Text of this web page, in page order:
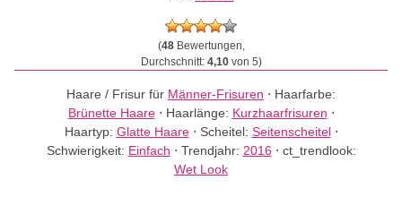
(48Bewertungen,
Durchschnitt: 4,10von 5)
Haare / Frisur für Männer-Frisuren ⋅ Haarfarbe:
Brünette Haare⋅ Haarlänge: Kurzhaarfrisuren ⋅
Haartyp: Glatte Haare⋅ Scheitel: Seitenscheitel⋅
Schwierigkeit: Einfach ⋅ Trendjahr: 2016 ⋅ ct_trendlook:
Wet Look